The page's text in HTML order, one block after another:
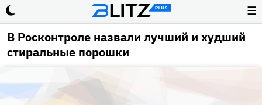
☰
В Росконтроле назвали лучший и худший
стиральные порошки